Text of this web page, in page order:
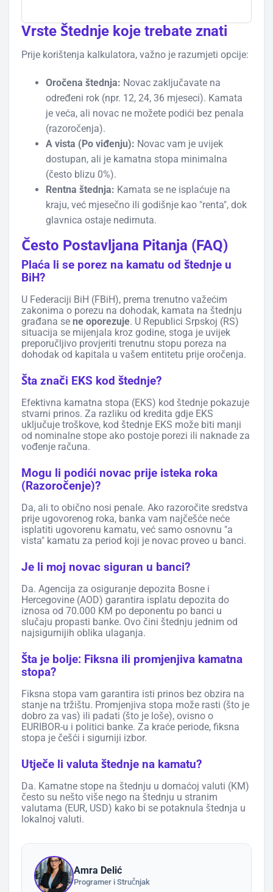
Vrste Štednje koje trebate znati
Prije korištenja kalkulatora, važno je razumjeti opcije:
Oročena štednja: Novac zaključavate na
određeni rok (npr. 12, 24, 36 mjeseci). Kamata
je veća, ali novac ne možete podići bez penala
(razoročenja).
A vista (Po viđenju): Novac vam je uvijek
dostupan, ali je kamatna stopa minimalna
(često blizu 0%).
Rentna štednja: Kamata se ne isplaćuje na
kraju, već mjesečno ili godišnje kao "renta", dok
glavnica ostaje nedirnuta.
Često Postavljana Pitanja (FAQ)
Plaća li se porez na kamatu od štednje u
BiH?
U Federaciji BiH (FBiH), prema trenutno važećim
zakonima o porezu na dohodak, kamata na štednju
građana se ne oporezuje. U Republici Srpskoj (RS)
situacija se mijenjala kroz godine, stoga je uvijek
preporučljivo provjeriti trenutnu stopu poreza na
dohodak od kapitala u vašem entitetu prije oročenja.
Šta znači EKS kod štednje?
Efektivna kamatna stopa (EKS) kod štednje pokazuje
stvarni prinos. Za razliku od kredita gdje EKS
uključuje troškove, kod štednje EKS može biti manji
od nominalne stope ako postoje porezi ili naknade za
vođenje računa.
Mogu li podići novac prije isteka roka
(Razoročenje)?
Da, ali to obično nosi penale. Ako razoročite sredstva
prije ugovorenog roka, banka vam najčešće neće
isplatiti ugovorenu kamatu, već samo osnovnu "a
vista" kamatu za period koji je novac proveo u banci.
Je li moj novac siguran u banci?
Da. Agencija za osiguranje depozita Bosne i
Hercegovine (AOD) garantira isplatu depozita do
iznosa od 70.000 KM po deponentu po banci u
slučaju propasti banke. Ovo čini štednju jednim od
najsigurnijih oblika ulaganja.
Šta je bolje: Fiksna ili promjenjiva kamatna
stopa?
Fiksna stopa vam garantira isti prinos bez obzira na
stanje na tržištu. Promjenjiva stopa može rasti (što je
dobro za vas) ili padati (što je loše), ovisno o
EURIBOR-u i politici banke. Za kraće periode, fiksna
stopa je češći i sigurniji izbor.
Utječe li valuta štednje na kamatu?
Da. Kamatne stope na štednju u domaćoj valuti (KM)
često su nešto više nego na štednju u stranim
valutama (EUR, USD) kako bi se potaknula štednja u
lokalnoj valuti.
Amra Delić
Programer i Stručnjak